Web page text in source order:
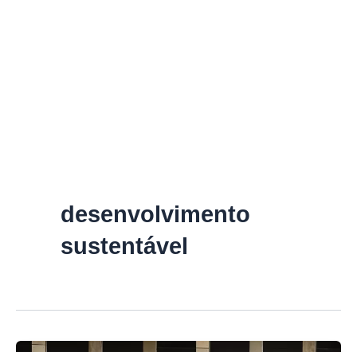
desenvolvimento
sustentável